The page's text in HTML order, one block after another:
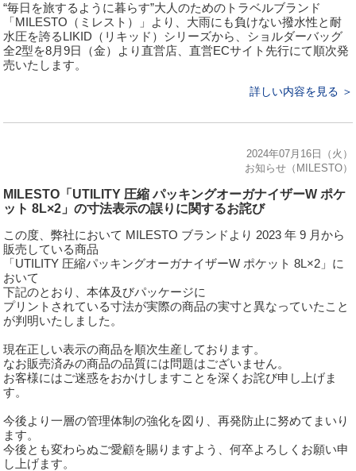
“毎日を旅するように暮らす”大⼈のためのトラベルブランド
「MILESTO（ミレスト）」より、大雨にも負けない撥水性と耐
水圧を誇るLIKID（リキッド）シリーズから、ショルダーバッグ
全2型を8月9日（金）より直営店、直営ECサイト先⾏にて順次発
売いたします。
詳しい内容を見る ＞
2024年07月16日（火）
お知らせ（MILESTO）
MILESTO「UTILITY 圧縮 パッキングオーガナイザーW ポケ
ット 8L×2」の寸法表示の誤りに関するお詫び
この度、弊社において MILESTO ブランドより 2023 年 9 月から
販売している商品
「UTILITY 圧縮パッキングオーガナイザーW ポケット 8L×2」に
おいて
下記のとおり、本体及びパッケージに
プリントされている寸法が実際の商品の実寸と異なっていたこと
が判明いたしました。
現在正しい表示の商品を順次生産しております。
なお販売済みの商品の品質には問題はございません。
お客様にはご迷惑をおかけしますことを深くお詫び申し上げま
す。
今後より一層の管理体制の強化を図り、再発防止に努めてまいり
ます。
今後とも変わらぬご愛顧を賜りますよう、何卒よろしくお願い申
し上げます。